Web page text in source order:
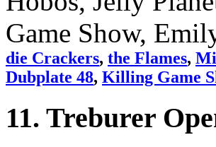
die Crackers, the Flames,
Dubplate 48, Killing Game
11. Treburer